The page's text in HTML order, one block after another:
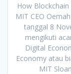
How
MIT CEO
tanggal 8
mengikuti
Digital
Economy atau
MIT